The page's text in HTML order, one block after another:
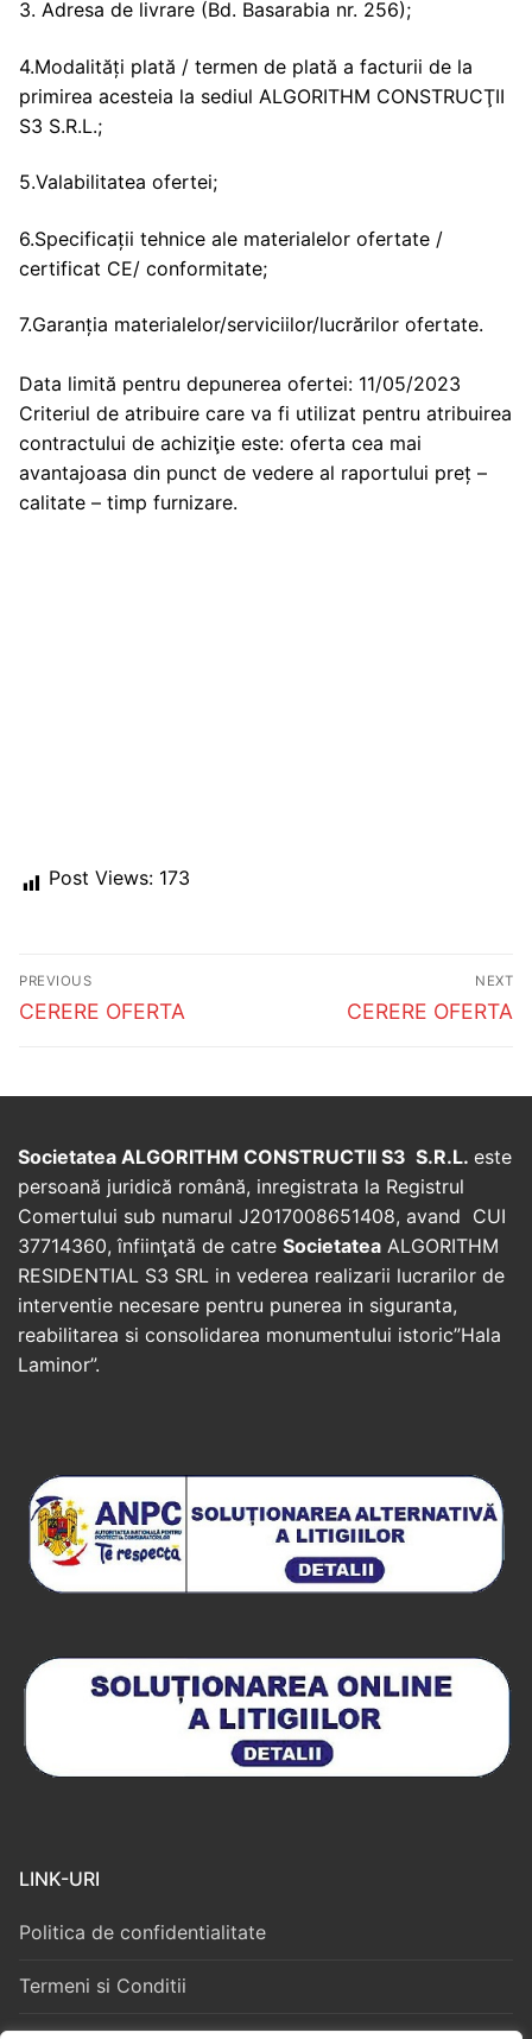
3. Adresa de livrare (Bd. Basarabia nr. 256);
4.Modalități plată / termen de plată a facturii de la
primirea acesteia la sediul ALGORITHM CONSTRUCŢII
S3 S.R.L.;
5.Valabilitatea ofertei;
6.Specificații tehnice ale materialelor ofertate /
certificat CE/ conformitate;
7.Garanția materialelor/serviciilor/lucrărilor ofertate.
Data limită pentru depunerea ofertei: 11/05/2023
Criteriul de atribuire care va fi utilizat pentru atribuirea
contractului de achiziţie este: oferta cea mai
avantajoasa din punct de vedere al raportului preț –
calitate – timp furnizare.
Post Views: 173
Post
navigation
PREVIOUS
Previous
CERERE OFERTA
NEXT
Next
CERERE OFERTA
Societatea ALGORITHM CONSTRUCTII S3 S.R.L. este
persoană juridică română, inregistrata la Registrul
Comertului sub numarul J2017008651408, avand CUI
37714360, înfiinţată de catre Societatea ALGORITHM
RESIDENTIAL S3 SRL in vederea realizarii lucrarilor de
interventie necesare pentru punerea in siguranta,
reabilitarea si consolidarea monumentului istoric”Hala
Laminor”.
LINK-URI
Politica de confidentialitate
Termeni si Conditii